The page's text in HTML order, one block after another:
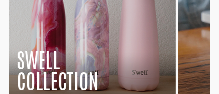
SWELL
COLLECTION